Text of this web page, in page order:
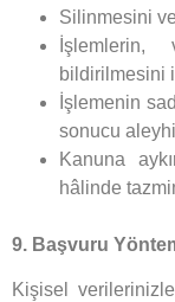
Silinmesini
İşlemlerin,
bildirilmesini
İşlemenin
sonucu
Kanuna
hâlinde
9. Başvuru
Kişisel